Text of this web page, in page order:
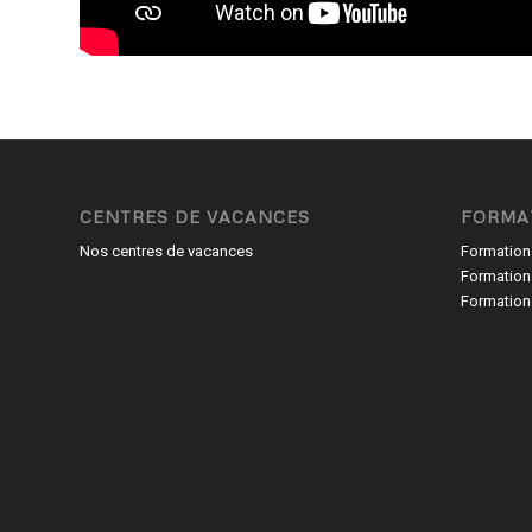
CENTRES DE VACANCES
Nos centres de vacances